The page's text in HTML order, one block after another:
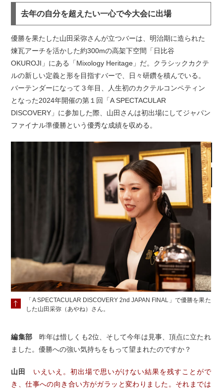
去年の自分を超えたい一心で今大会に出場
優勝を果たした山田采弥さんが立つバーは、明治期に造られた
煉瓦アーチを活かした約300mの高架下空間「日比谷
OKUROJI」にある「Mixology Heritage」だ。クラシックカクテ
ルの新しい定義と形を目指すバーで、日々研鑽を積んでいる。
バーテンダーになって３年目、人生初のカクテルコンペティン
となった2024年開催の第１回「A SPECTACULAR
DISCOVERY」に参加した際、山田さんは初出場にしてジャパン
ファイナル準優勝という優秀な成績を収める。
「A SPECTACULAR DISCOVERY 2nd JAPAN FINAL」で優勝を果た
した山田采弥（あやね）さん。
編集部昨年は惜しくも2位、そして今年は見事、頂点に立たれ
ました。優勝への強い気持ちをもって望まれたのですか？
山田
いえいえ。初出場で思いがけない結果を残すことがで
き、仕事への向き合い方がガラッと変わりました。それまでは